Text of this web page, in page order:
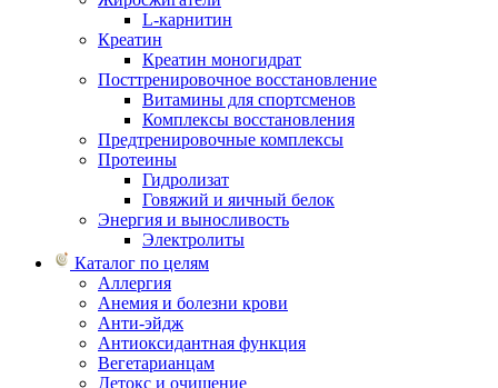
L-карнитин
Креатин
Креатин моногидрат
Посттренировочное восстановление
Витамины для спортсменов
Комплексы восстановления
Предтренировочные комплексы
Протеины
Гидролизат
Говяжий и яичный белок
Энергия и выносливость
Электролиты
Каталог по целям
Аллергия
Анемия и болезни крови
Анти-эйдж
Антиоксидантная функция
Вегетарианцам
Детокс и очищение